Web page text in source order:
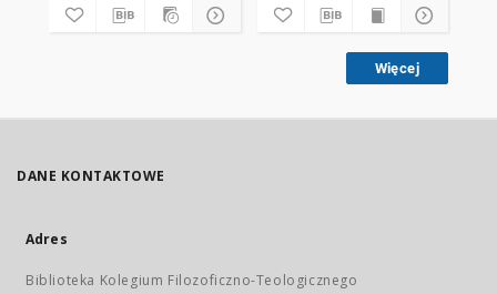
Więcej
DANE KONTAKTOWE
Adres
Biblioteka Kolegium Filozoficzno-Teologicznego